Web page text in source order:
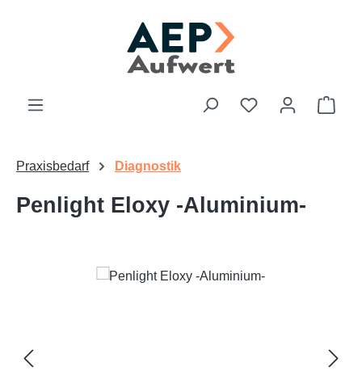
Du hast 0
Praxisbedarf Diagnostik
Penlight Eloxy -Aluminium-
Bildergalerie überspringen